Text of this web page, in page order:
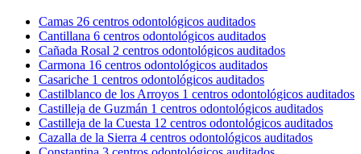
Camas 26 centros odontológicos auditados
Cantillana 6 centros odontológicos auditados
Cañada Rosal 2 centros odontológicos auditados
Carmona 16 centros odontológicos auditados
Casariche 1 centros odontológicos auditados
Castilblanco de los Arroyos 1 centros odontológicos auditados
Castilleja de Guzmán 1 centros odontológicos auditados
Castilleja de la Cuesta 12 centros odontológicos auditados
Cazalla de la Sierra 4 centros odontológicos auditados